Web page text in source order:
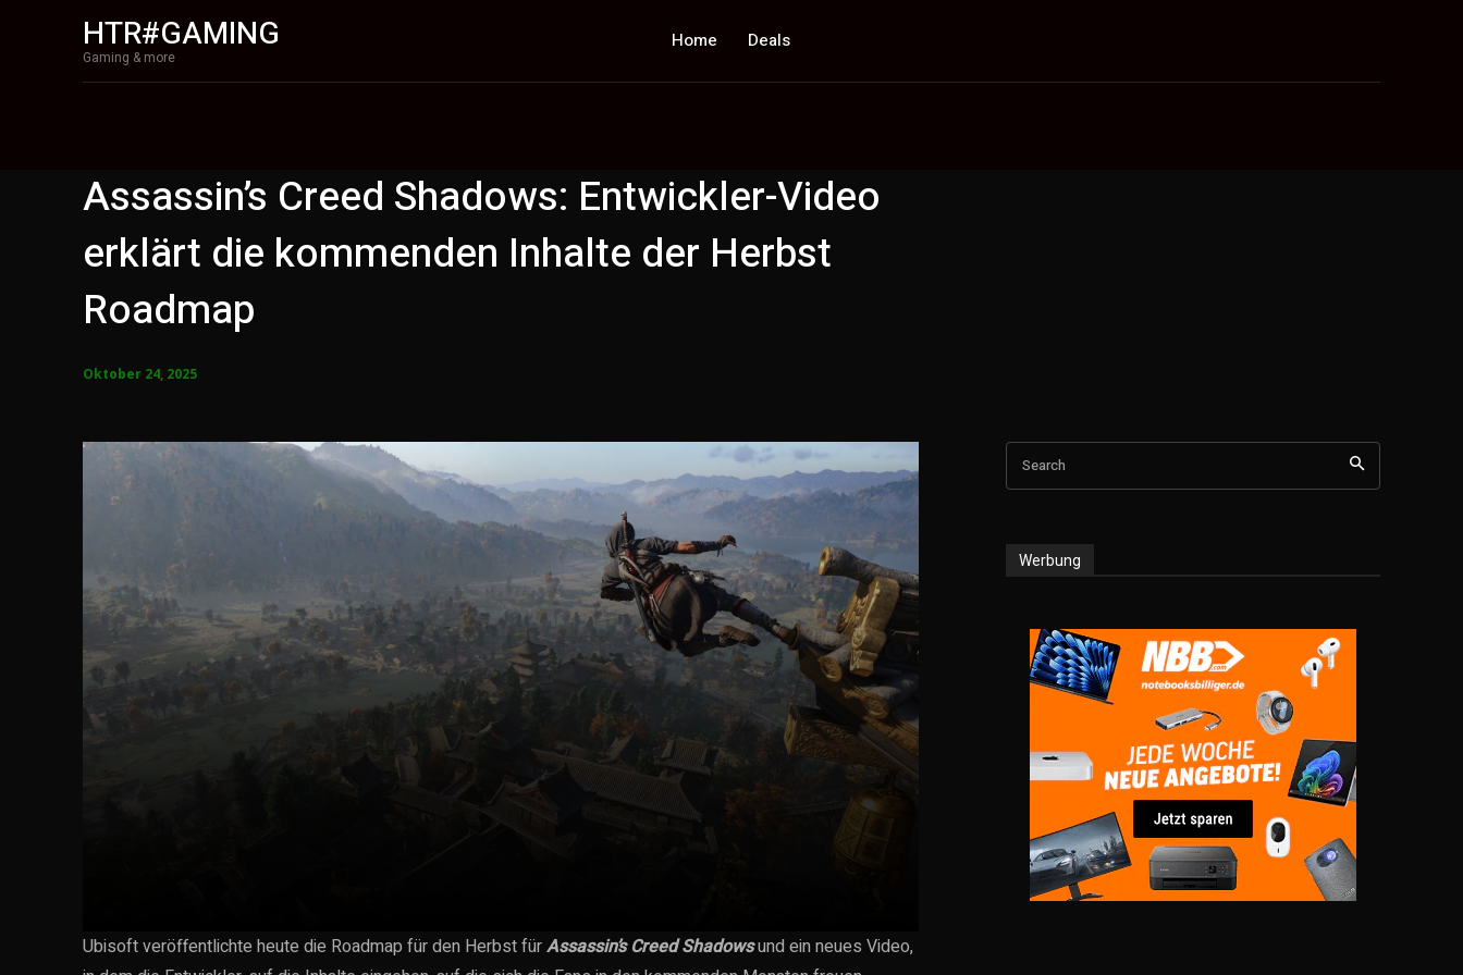
HTR#GAMING
Gaming & more
Home Deals
Assassin’s Creed Shadows: Entwickler-Video
erklärt die kommenden Inhalte der Herbst
Roadmap
Oktober 24, 2025
Ubisoft veröffentlichte heute die Roadmap für den Herbst fürAssassin’s Creed Shadowsund ein neues Video,
Search
Werbung